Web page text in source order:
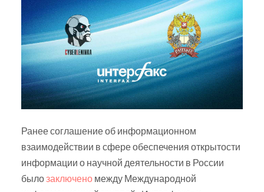
Ранее соглашение об информационном
взаимодействии в сфере обеспечения открытости
информации о научной деятельности в России
былозаключеномежду Международной